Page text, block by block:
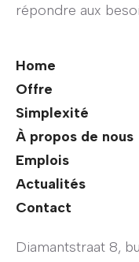
répondre aux
Home
Offre
Simplexité
À propos de nous
Emplois
Actualités
Contact
Diamantstraat 8,